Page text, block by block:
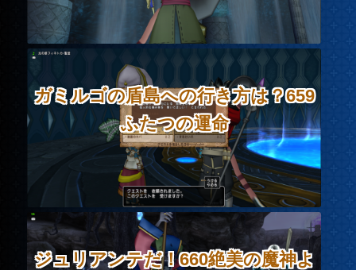
ガミルゴの盾島への行き方は？659
ふたつの運命
ジュリアンテだ！660絶美の魔神よ